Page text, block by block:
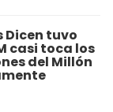
Dicen tuvo
casi toca los
del Millón